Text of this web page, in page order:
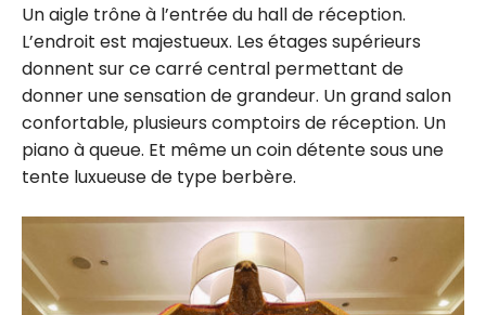
Un aigle trône à l’entrée du hall de réception.
L’endroit est majestueux. Les étages supérieurs
donnent sur ce carré central permettant de
donner une sensation de grandeur. Un grand salon
confortable, plusieurs comptoirs de réception. Un
piano à queue. Et même un coin détente sous une
tente luxueuse de type berbère.